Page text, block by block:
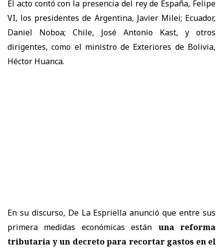
El acto contó con la presencia del rey de España, Felipe
VI, los presidentes de Argentina, Javier Milei; Ecuador,
Daniel Noboa; Chile, José Antonio Kast, y otros
dirigentes, como el ministro de Exteriores de Bolivia,
Héctor Huanca.
En su discurso, De La Espriella anunció que entre sus
primera medidas económicas están una reforma
tributaria y un decreto para recortar gastos en el